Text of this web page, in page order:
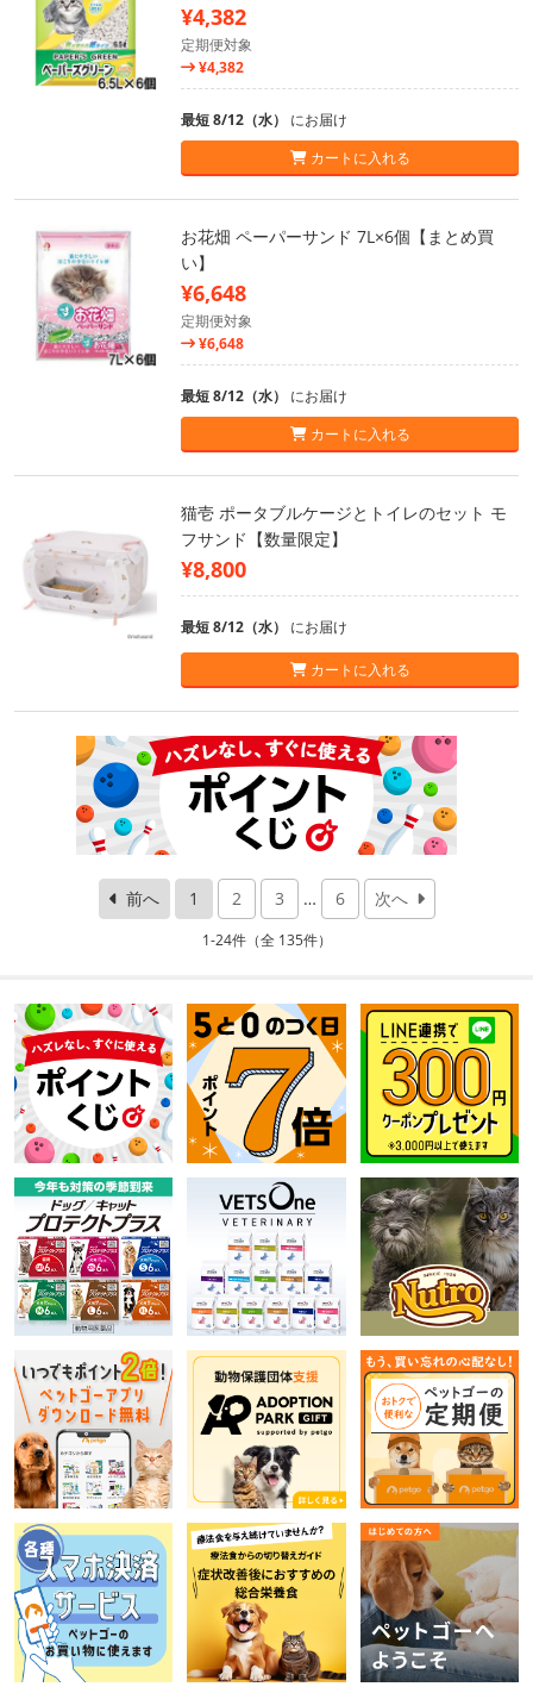
¥4,382
定期便対象
¥4,382
最短 8/12（水） にお届け
カートに入れる
お花畑 ペーパーサンド 7L×6個【まとめ買
い】
¥6,648
定期便対象
¥6,648
最短 8/12（水） にお届け
カートに入れる
猫壱 ポータブルケージとトイレのセット モ
フサンド【数量限定】
¥8,800
最短 8/12（水） にお届け
カートに入れる
前へ 1 2 3 … 6 次へ
1-24件（全 135件）